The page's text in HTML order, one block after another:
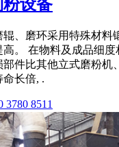
设备
辊、磨环采用特殊材料
高。 在物料及成品细
部件比其他立式磨粉机
长倍, .
3780 8511